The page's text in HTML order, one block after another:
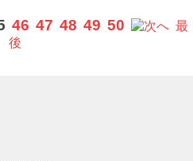
46 47 48 49 50 へ 最
後